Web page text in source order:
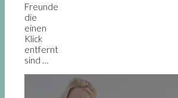
Freunde
die
einen
Klick
entfernt
sind …